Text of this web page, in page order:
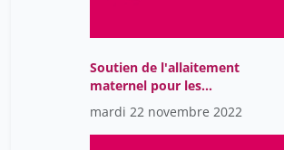
Soutien de l'allaitement
maternel pour les
nouveau-nées à risques:
Une stratégie "3L" pour
une médecine "4p"
mardi 22 novembre 2022